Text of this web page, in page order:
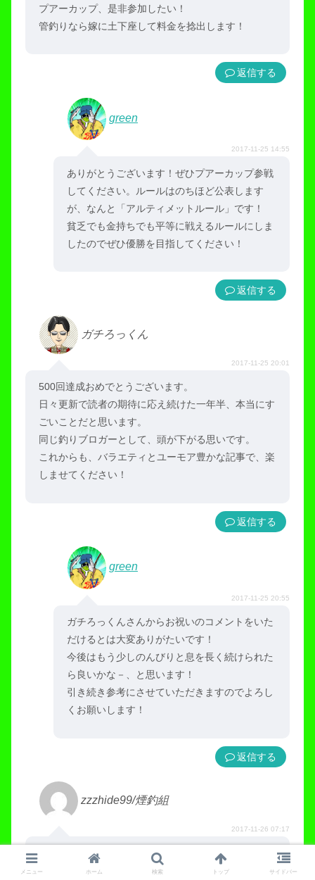
プアーカップ、是非参加したい！
管釣りなら嫁に土下座して料金を捻出します！
返信
green
2017-11-25 14:55
ありがとうございます！ぜひプアーカップ参戦
してください。ルールはのちほど公表します
が、なんと「アルティメットルール」です！
貧乏でも金持ちでも平等に戦えるルールにしま
したのでぜひ優勝を目指してください！
返信
ガチろっくん
2017-11-25 20:01
500回達成おめでとうございます。
日々更新で読者の期待に応え続けた一年半、本当にす
ごいことだと思います。
同じ釣りブロガーとして、頭が下がる思いです。
これからも、バラエティとユーモア豊かな記事で、楽
しませてください！
返信
green
2017-11-25 20:55
ガチろっくんさんからお祝いのコメントをいた
だけるとは大変ありがたいです！
今後はもう少しのんびりと息を長く続けられた
ら良いかな－、と思います！
引き続き参考にさせていただきますのでよろし
くお願いします！
返信
zzzhide99/煙釣組
2017-11-26 07:17
500回おめでとうございます！ふわとろの検索でたど
りついてからなので
メニュー ホーム 検索 トップ サイドバー